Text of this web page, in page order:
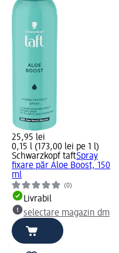
25,95 lei
0,15 l (173,00 lei pe 1 l)
Schwarzkopf taftSpray
fixare păr Aloe Boost, 150
ml
(0)
Livrabil
selectare magazin dm